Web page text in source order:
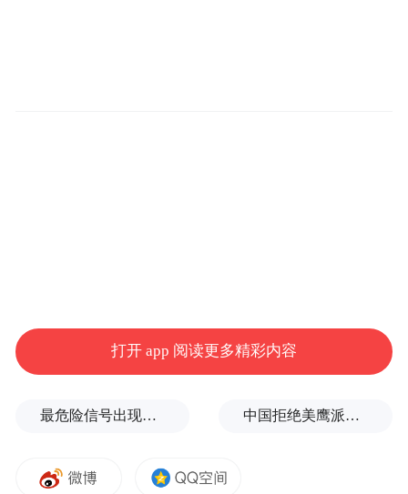
善青岛市主干路路网建设，使区域交通路网
衔接更加顺畅，缓解东岸城区西部交通压
段）控规修正及建设工程设计方案批前公示
打开 app 阅读更多精彩内容
最危险信号出现！全球能源大动脉岌岌可危 中国拒绝美鹰派副防长访华？弦外之音被热议